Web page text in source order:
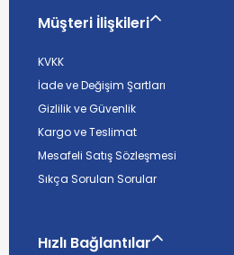
Müşteri İlişkileri
KVKK
İade ve Değişim Şartları
Gizlilik ve Güvenlik
Kargo ve Teslimat
Mesafeli Satış Sözleşmesi
Sıkça Sorulan Sorular
Hızlı Bağlantılar